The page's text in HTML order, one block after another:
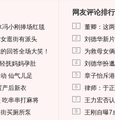
冯小刚捧场红毯
逛街有派头
回答全场大笑！
抚妈妈孕肚
仙气儿足
产后新衣
吃串串打麻将
买厕所泵
网友评论排行
1 董卿：这
2 刘德华新
3 为救母女
4 刘德华扮
5 章子怡斥
6 律师：于
7 王力宏否
8 王刚自曝7